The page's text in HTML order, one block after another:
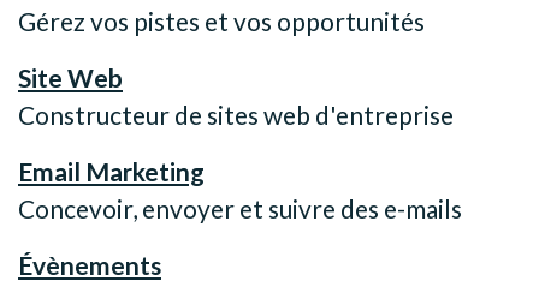
Gérez vos pistes et vos opportunités
Site Web
Constructeur de sites web d'entreprise
Email Marketing
Concevoir, envoyer et suivre des e-mails
Évènements